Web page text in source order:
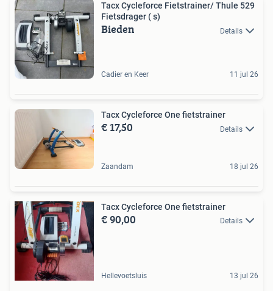
Tacx Cycleforce Fietstrainer/ Thule 529
Fietsdrager ( s)
Bieden Details
Cadier en Keer 11 jul 26
Tacx Cycleforce One fietstrainer
€ 17,50 Details
Zaandam 18 jul 26
Tacx Cycleforce One fietstrainer
€ 90,00 Details
Hellevoetsluis 13 jul 26